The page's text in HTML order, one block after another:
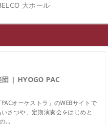
大ホール
団 | HYOGO PAC
オーケストラ」のWEBサイトで
さつや、定期演奏会をはじめと
…